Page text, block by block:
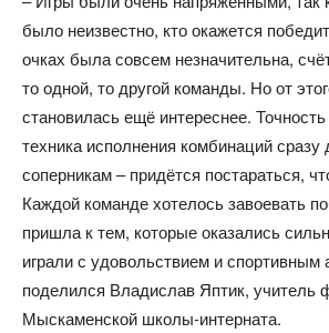
было неизвестно, кто окажется
очках была совсем незначительна,
то одной, то другой команды. Но от
становилась ещё интереснее.
техника исполнения комбинаций сразу
соперникам – придётся постараться,
Каждой команде хотелось завоевать
пришла к тем, которые оказались
играли с удовольствием и спортивным
поделился Владислав Яптик, учитель
Мыскаменской школы-интерната.